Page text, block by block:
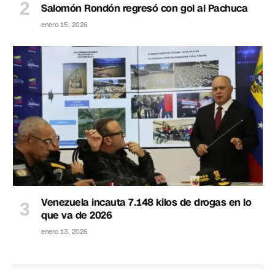
Salomón Rondón regresó con gol al Pachuca
enero 15, 2026
Venezuela incauta 7.148 kilos de drogas en lo
que va de 2026
enero 13, 2026